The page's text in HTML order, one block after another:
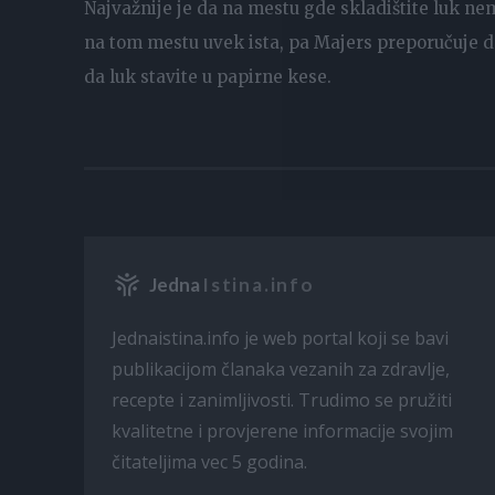
Najvažnije je da na mestu gde skladištite luk
na tom mestu uvek ista, pa Majers preporučuje
da luk stavite u papirne kese.
Jedna Istina.info
Jednaistina.info je web portal koji se bavi
publikacijom članaka vezanih za zdravlje,
recepte i zanimljivosti. Trudimo se pružiti
kvalitetne i provjerene informacije svojim
čitateljima vec 5 godina.